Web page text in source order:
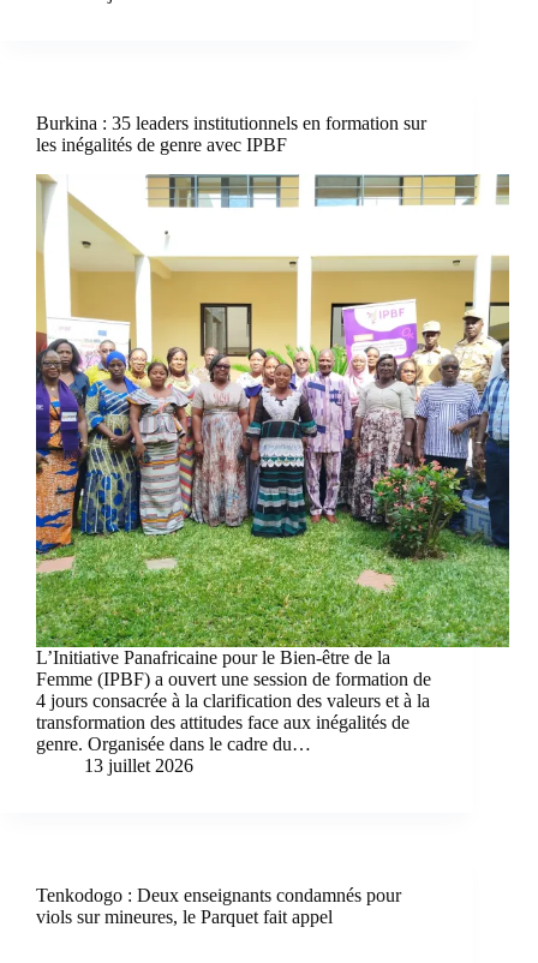
Burkina : 35 leaders institutionnels en formation sur
les inégalités de genre avec IPBF
L’Initiative Panafricaine pour le Bien-être de la
Femme (IPBF) a ouvert une session de formation de
4 jours consacrée à la clarification des valeurs et à la
transformation des attitudes face aux inégalités de
genre. Organisée dans le cadre du…
13 juillet 2026
Tenkodogo : Deux enseignants condamnés pour
viols sur mineures, le Parquet fait appel